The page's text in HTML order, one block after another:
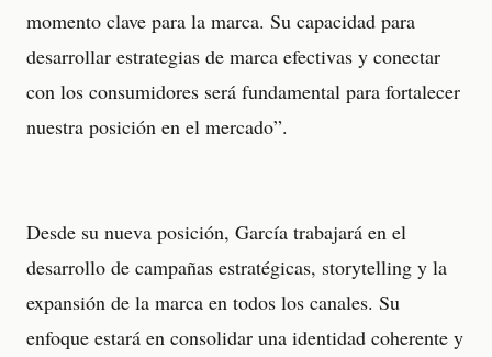
momento clave para la marca. Su capacidad para
desarrollar estrategias de marca efectivas y conectar
con los consumidores será fundamental para fortalecer
nuestra posición en el mercado”.
Desde su nueva posición, García trabajará en el
desarrollo de campañas estratégicas, storytelling y la
expansión de la marca en todos los canales. Su
enfoque estará en consolidar una identidad coherente y